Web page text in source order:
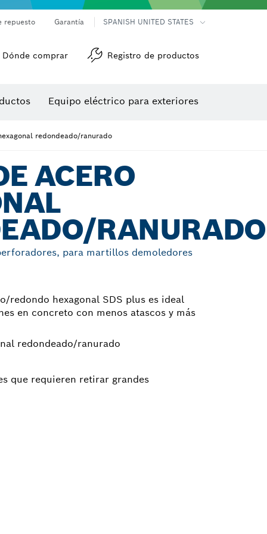
repuesto Garantía SPANISH UNITED STATES
Dónde comprar Registro de productos
Equipo eléctrico para exteriores
redondeado/ranurado
ACERO
RANURADO
para martillos demoledores
redondo hexagonal SDS plus es ideal
en concreto con menos atascos y más
redondeado/ranurado
que requieren retirar grandes